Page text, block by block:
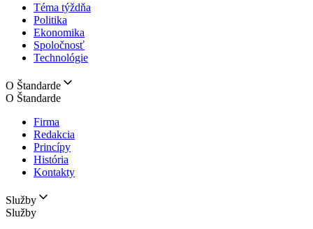
Téma týždňa
Politika
Ekonomika
Spoločnosť
Technológie
O Štandarde
O Štandarde
Firma
Redakcia
Princípy
História
Kontakty
Služby
Služby